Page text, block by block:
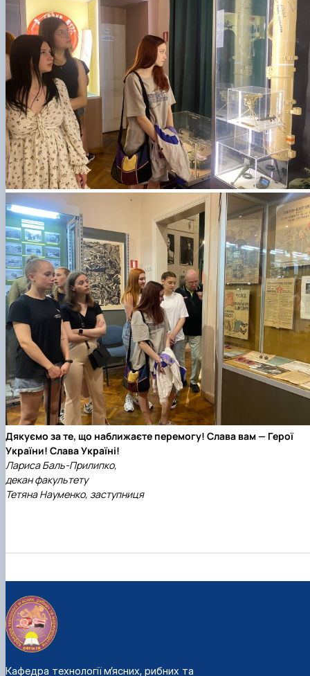
Дякуємо за те, що наближаєте перемогу! Слава вам — Герої
України! Слава Україні!
Лариса Баль-Прилипко,
декан факультету
Тетяна Науменко, заступниця
Кафедра технології м’ясних, рибних та